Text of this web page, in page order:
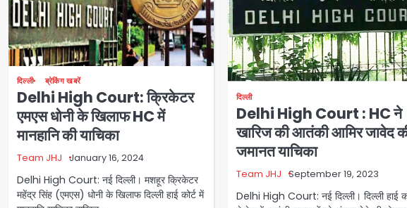
दिल्ली ब्रेकिंग खबरें
Delhi High Court: क्रिकेटर
एमएस धोनी के खिलाफ HC में
मानहानि की याचिका
Team JHJ January 16, 2024
Delhi High Court: नई दिल्ली। मशहूर क्रिकेटर
महेंद्र सिंह (एमएस) धोनी के खिलाफ दिल्ली हाई कोर्ट में
दिल्ली
Delhi High Court : HC ने
खारिज की आतंकी आमिर जावेद
जमानत याचिका
Team JHJ September 19, 2023
Delhi High Court: नई दिल्ली। दिल्ली हाई